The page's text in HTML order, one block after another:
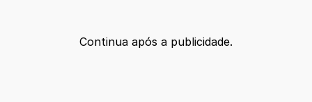
Continua após a publicidade.